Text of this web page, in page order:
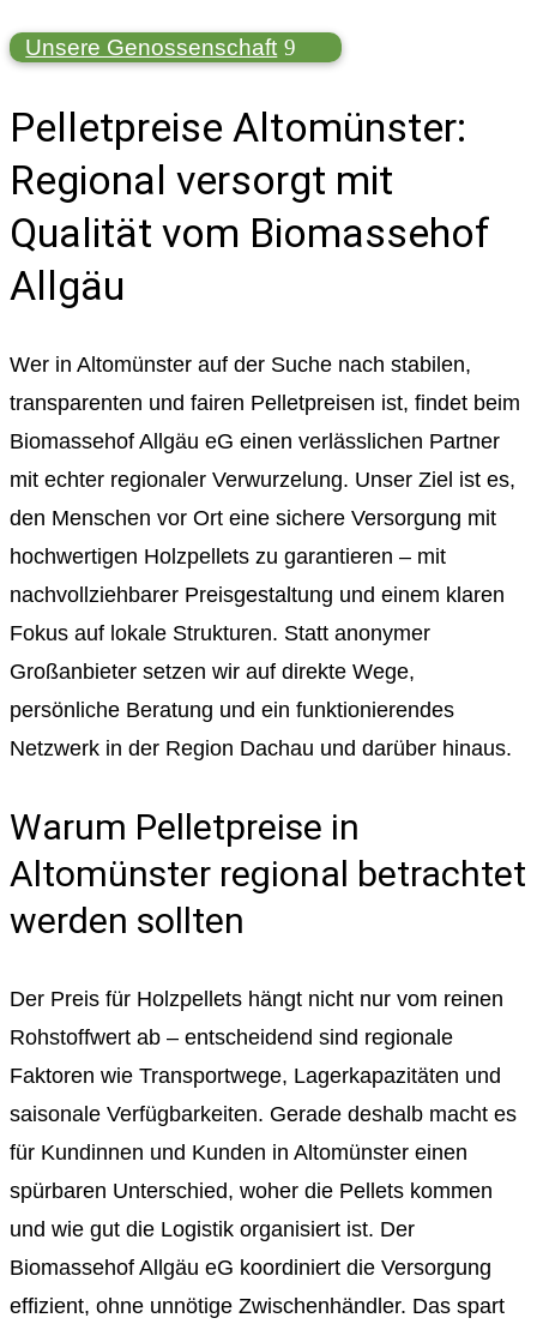
Unsere Genossenschaft
Pelletpreise Altomünster:
Regional versorgt mit
Qualität vom Biomassehof
Allgäu
Wer in Altomünster auf der Suche nach stabilen,
transparenten und fairen Pelletpreisen ist, findet beim
Biomassehof Allgäu eG einen verlässlichen Partner
mit echter regionaler Verwurzelung. Unser Ziel ist es,
den Menschen vor Ort eine sichere Versorgung mit
hochwertigen Holzpellets zu garantieren – mit
nachvollziehbarer Preisgestaltung und einem klaren
Fokus auf lokale Strukturen. Statt anonymer
Großanbieter setzen wir auf direkte Wege,
persönliche Beratung und ein funktionierendes
Netzwerk in der Region Dachau und darüber hinaus.
Warum Pelletpreise in
Altomünster regional betrachtet
werden sollten
Der Preis für Holzpellets hängt nicht nur vom reinen
Rohstoffwert ab – entscheidend sind regionale
Faktoren wie Transportwege, Lagerkapazitäten und
saisonale Verfügbarkeiten. Gerade deshalb macht es
für Kundinnen und Kunden in Altomünster einen
spürbaren Unterschied, woher die Pellets kommen
und wie gut die Logistik organisiert ist. Der
Biomassehof Allgäu eG koordiniert die Versorgung
effizient, ohne unnötige Zwischenhändler. Das spart